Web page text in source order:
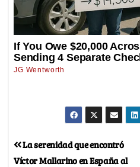
La serenidad que encontró
Víctor Mallarino en España al